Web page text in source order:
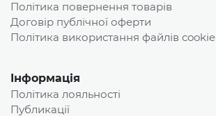
Політика повернення товарів
Договір публічної оферти
Політика використання файлів cookie
Інформація
Політика лояльності
Публикації